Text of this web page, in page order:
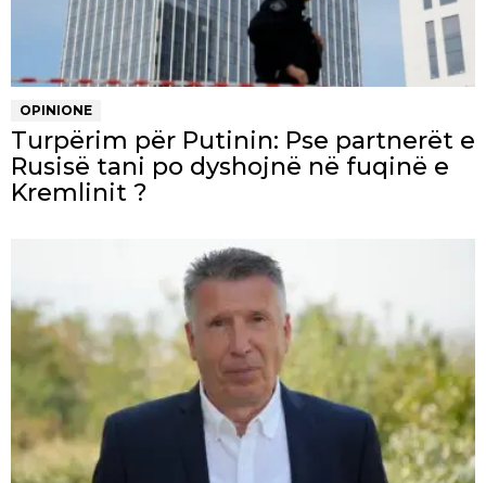
OPINIONE
Turpërim për Putinin: Pse partnerët e
Rusisë tani po dyshojnë në fuqinë e
Kremlinit ?